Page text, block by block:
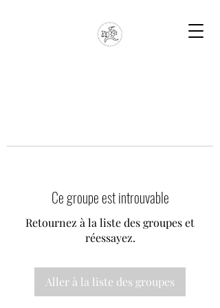
Ce groupe est introuvable
Retournez à la liste des groupes et
réessayez.
Aller à la liste des groupes